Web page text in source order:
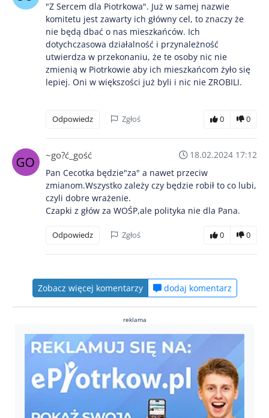
"Z Sercem dla Piotrkowa". Już w samej nazwie
komitetu jest zawarty ich główny cel, to znaczy że
nie będą dbać o nas mieszkańców. Ich
dotychczasowa działalność i przynależność
utwierdza w przekonaniu, że te osoby nic nie
zmienią w Piotrkowie aby ich mieszkańcom żyło się
lepiej. Oni w większości już byli i nic nie ZROBILI.
Odpowiedz Zgłoś 0 0
~go?ć_gość
18.02.2024 17:12
Pan Cecotka będzie"za" a nawet przeciw
zmianom.Wszystko zależy czy będzie robił to co lubi,
czyli dobre wrażenie.
Czapki z głów za WOŚP,ale polityka nie dla Pana.
Odpowiedz Zgłoś 0 0
Zobacz więcej komentarzy dodaj komentarz
reklama